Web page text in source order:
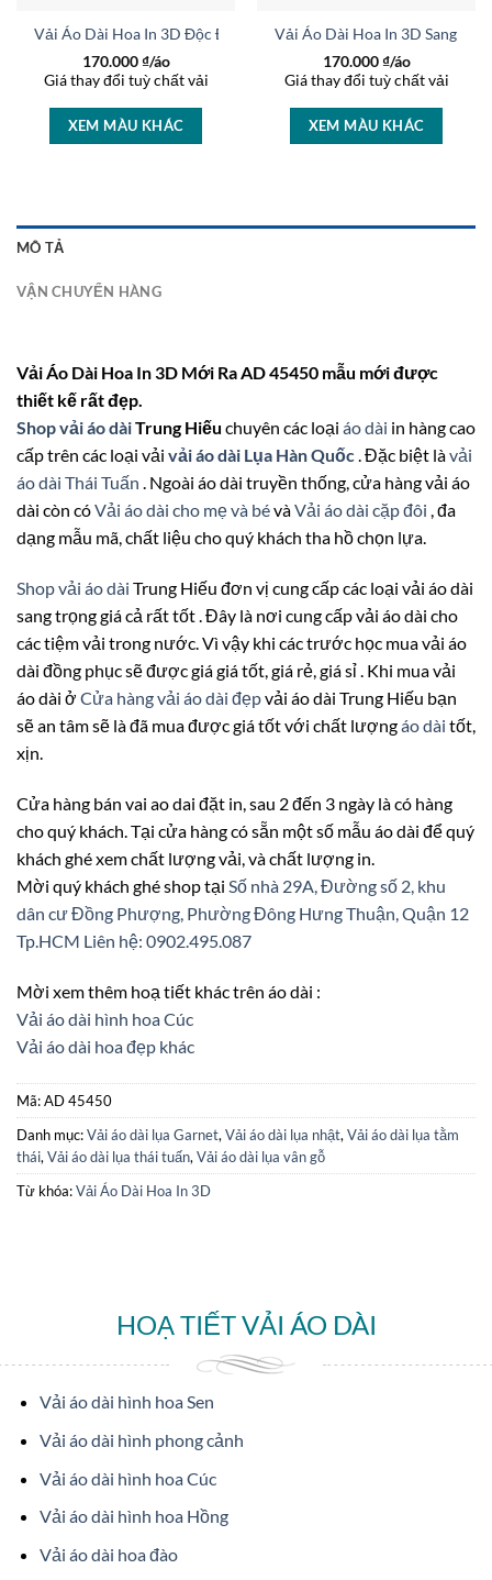
Vải Áo Dài Hoa In 3D Độc Đáo AD 37236
170.000₫/áo
Giá thay đổi tuỳ chất vải
XEM MÀU KHÁC
Vải Áo Dài Hoa In 3D Sang
170.000₫/áo
Giá thay đổi tuỳ chất vải
XEM MÀU KHÁC
46463
MÔ TẢ
VẬN CHUYỂN HÀNG
Vải Áo Dài Hoa In 3D Mới Ra AD 45450 mẫu mới được
thiết kế rất đẹp.
Shop vải áo dàiTrung Hiếu chuyên các loại áo dài in hàng cao
cấp trên các loại vải vải áo dài Lụa Hàn Quốc. Đặc biệt làvải
áo dài Thái Tuấn . Ngoài áo dài truyền thống, cửa hàng vải áo
dài còn cóVải áo dài cho mẹ và bévàVải áo dài cặp đôi , đa
dạng mẫu mã, chất liệu cho quý khách tha hồ chọn lựa.
Shop vải áo dài Trung Hiếu đơn vị cung cấp các loại vải áo dài
sang trọng giá cả rất tốt . Đây là nơi cung cấp vải áo dài cho
các tiệm vải trong nước. Vì vậy khi các trước học mua vải áo
dài đồng phục sẽ được giá giá tốt, giá rẻ, giá sỉ . Khi mua vải
áo dài ở Cửa hàng vải áo dài đẹpvải áo dài Trung Hiếu bạn
sẽ an tâm sẽ là đã mua được giá tốt với chất lượngáo dài tốt,
xịn.
Cửa hàng bán vai ao dai đặt in, sau 2 đến 3 ngày là có hàng
cho quý khách. Tại cửa hàng có sẵn một số mẫu áo dài để quý
khách ghé xem chất lượng vải, và chất lượng in.
Mời quý khách ghé shop tại Số nhà 29A, Đường số 2, khu
dân cư Đồng Phượng, Phường Đông Hưng Thuận, Quận 12
Tp.HCM Liên hệ: 0902.495.087
Mời xem thêm hoạ tiết khác trên áo dài :
Vải áo dài hình hoa Cúc
Vải áo dài hoa đẹp khác
Mã:AD 45450
Danh mục:Vải áo dài lụa Garnet, Vải áo dài lụa nhật, Vải áo dài lụa tằm
thái, Vải áo dài lụa thái tuấn, Vải áo dài lụa vân gỗ
Từ khóa:Vải Áo Dài Hoa In 3D
HOẠ TIẾT VẢI ÁO DÀI
Vải áo dài hình hoa Sen
Vải áo dài hình phong cảnh
Vải áo dài hình hoa Cúc
Vải áo dài hình hoa Hồng
Vải áo dài hoa đào